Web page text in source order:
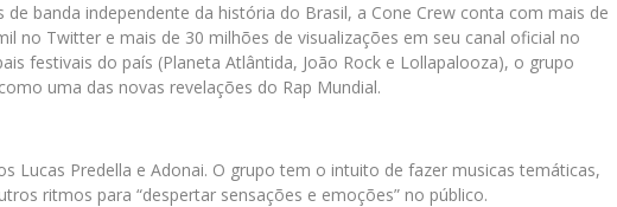
banda independente da história do Brasil, a Cone Crew conta com mais de
no Twitter e mais de 30 milhões de visualizações em seu canal oficial no
festivais do país (Planeta Atlântida, João Rock e Lollapalooza), o grupo
uma das novas revelações do Rap Mundial.
Lucas Predella e Adonai. O grupo tem o intuito de fazer musicas temáticas,
ritmos para “despertar sensações e emoções” no público.